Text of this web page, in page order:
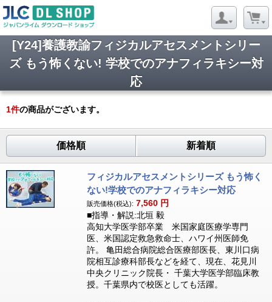
[Y24]養護教諭フィジカルアセスメントシリー
ズ もう怖くない! 学校でのアナフィラキシー対
応
1件の商品がございます。
価格順 新着順
フィジカルアセスメントシリーズ もう怖く
ない!学校でのアナフィラキシー対応
販売価格(税込): 7,560 円
■指導・解説:北垣 毅
高知大学医学部卒業 米国家庭医療学専門
医、米国認定救急救命士、ハワイ州医師免
許。 亀田総合病院総合医療部医長、東川口病
院相互診療科部長などを経て、現在、花見川
中央クリニック院長・ 千葉大学医学部臨床教
授。千葉県内で校医としても活躍。